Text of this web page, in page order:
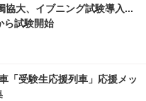
協大、イブニング試験導入...
ら試験開始
「受験生応援列車」応援メッ